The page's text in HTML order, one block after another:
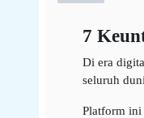
7
Di era
seluruh
Platform ini